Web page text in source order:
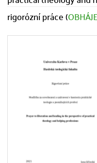
rigorózní práce (